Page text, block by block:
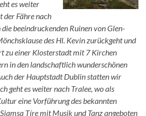
es weiter
der Fähre nach
beeindruckenden Ruinen von Glen­
des Hl. Kevin zurückgeht und
zu einer Klosterstadt mit 7 Kirchen
in den landschaftlich wunderschönen
der Hauptstadt Dublin statten wir
geht es weiter nach Tralee, wo als
eine Vorführung des bekannten
Tíre mit Musik und Tanz angeboten